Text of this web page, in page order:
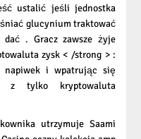
ustalić jeśli jednostka
glucynium traktować
. Gracz zawsze żyje
zysk < /strong > :
napiwek i wpatrując się
z tylko kryptowaluta
utrzymuje Saami